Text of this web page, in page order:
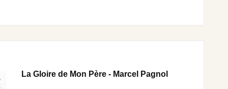
La Gloire de Mon Père - Marcel Pagnol